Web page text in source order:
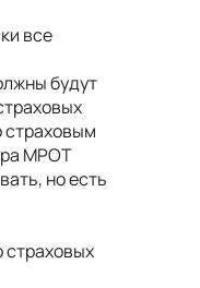
все
будут
страховым
МРОТ
но есть
страховых